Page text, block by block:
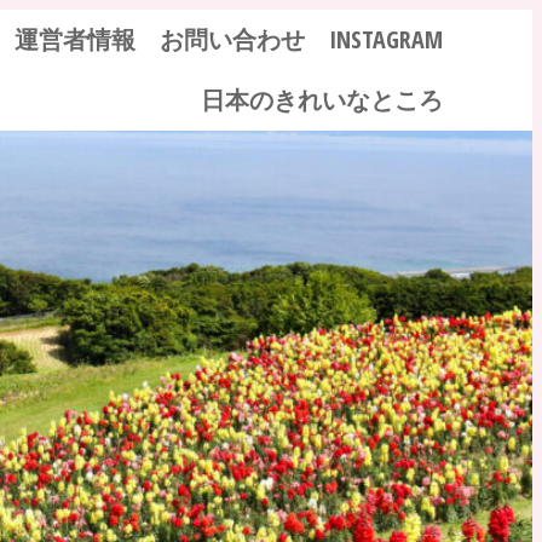
運営者情報 お問い合わせ
INSTAGRAM
日本のきれいなところ